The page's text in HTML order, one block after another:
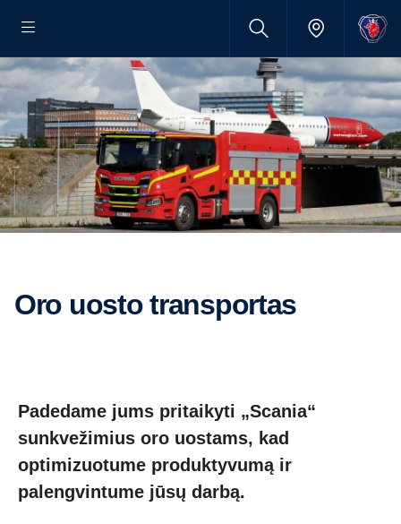
Oro uosto transportas
Padedame jums pritaikyti „Scania“
sunkvežimius oro uostams, kad
optimizuotume produktyvumą ir
palengvintume jūsų darbą.